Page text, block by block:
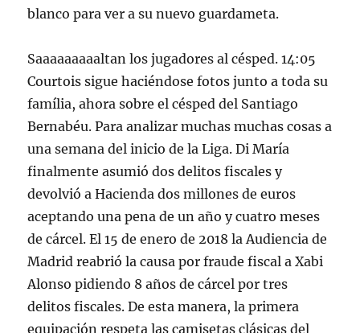
blanco para ver a su nuevo guardameta.
Saaaaaaaaaltan los jugadores al césped. 14:05
Courtois sigue haciéndose fotos junto a toda su
família, ahora sobre el césped del Santiago
Bernabéu. Para analizar muchas muchas cosas a
una semana del inicio de la Liga. Di María
finalmente asumió dos delitos fiscales y
devolvió a Hacienda dos millones de euros
aceptando una pena de un año y cuatro meses
de cárcel. El 15 de enero de 2018 la Audiencia de
Madrid reabrió la causa por fraude fiscal a Xabi
Alonso pidiendo 8 años de cárcel por tres
delitos fiscales. De esta manera, la primera
equipación respeta las camisetas clásicas del